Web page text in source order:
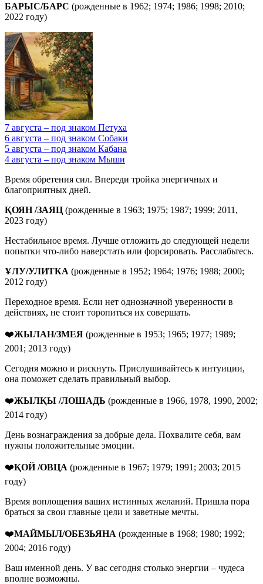
БАРЫС/БАРС (рожденные в 1962; 1974; 1986; 1998; 2010;
2022 году)
7 августа – под знаком Петуха
6 августа – под знаком Собаки
5 августа – под знаком Кабана
4 августа – под знаком Мыши
Время обретения сил. Впереди тройка энергичных и
благоприятных дней.
ҚОЯН/ЗАЯЦ (рожденные в 1963; 1975; 1987; 1999; 2011,
2023 году)
Нестабильное время. Лучше отложить до следующей недели
попытки что-либо наверстать или форсировать. Расслабьтесь.
ҰЛУ/УЛИТКА (рожденные в 1952; 1964; 1976; 1988; 2000;
2012 году)
Переходное время. Если нет однозначной уверенности в
действиях, не стоит торопиться их совершать.
❤️ЖЫЛАН/ЗМЕЯ (рожденные в 1953; 1965; 1977; 1989;
2001; 2013 году)
Сегодня можно и рискнуть. Прислушивайтесь к интуиции,
она поможет сделать правильный выбор.
❤️ЖЫЛҚЫ /ЛОШАДЬ (рожденные в 1966, 1978, 1990, 2002;
2014 году)
День вознаграждения за добрые дела. Похвалите себя, вам
нужны положительные эмоции.
❤️ҚОЙ /ОВЦА (рожденные в 1967; 1979; 1991; 2003; 2015
году)
Время воплощения ваших истинных желаний. Пришла пора
браться за свои главные цели и заветные мечты.
❤️МАЙМЫЛ/ОБЕЗЬЯНА (рожденные в 1968; 1980; 1992;
2004; 2016 году)
Ваш именной день. У вас сегодня столько энергии – чудеса
вполне возможны.